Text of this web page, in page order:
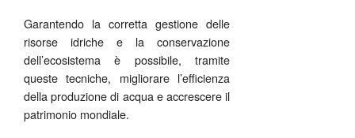
Garantendo la corretta gestione delle
risorse idriche e la conservazione
dell’ecosistema è possibile, tramite
queste tecniche, migliorare l’efficienza
della produzione di acqua e accrescere il
patrimonio mondiale.